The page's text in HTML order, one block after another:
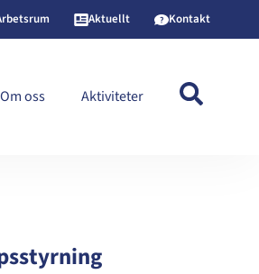
Aktuellt Kontakt
Om oss Aktiviteter